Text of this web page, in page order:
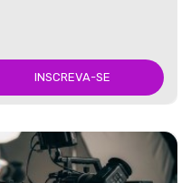
INSCREVA-SE